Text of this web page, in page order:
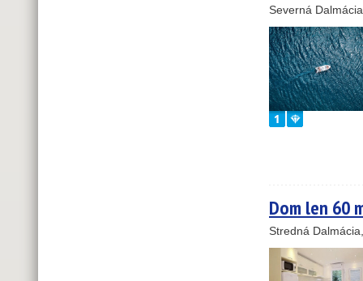
Severná
Dom len 60
Stredná